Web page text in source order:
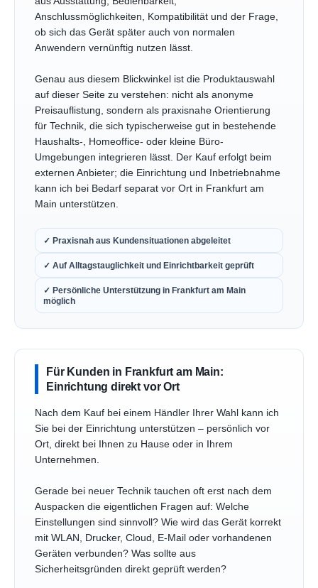
Anschlussmöglichkeiten, Kompatibilität und der Frage,
ob sich das Gerät später auch von normalen
Anwendern vernünftig nutzen lässt.
Genau aus diesem Blickwinkel ist die Produktauswahl
auf dieser Seite zu verstehen: nicht als anonyme
Preisauflistung, sondern als praxisnahe Orientierung
für Technik, die sich typischerweise gut in bestehende
Haushalts-, Homeoffice- oder kleine Büro-
Umgebungen integrieren lässt. Der Kauf erfolgt beim
externen Anbieter; die Einrichtung und Inbetriebnahme
kann ich bei Bedarf separat vor Ort in Frankfurt am
Main unterstützen.
✓ Praxisnah aus Kundensituationen abgeleitet
✓ Auf Alltagstauglichkeit und Einrichtbarkeit geprüft
✓ Persönliche Unterstützung in Frankfurt am Main
möglich
Für Kunden in Frankfurt am Main:
Einrichtung direkt vor Ort
Nach dem Kauf bei einem Händler Ihrer Wahl kann ich
Sie bei der Einrichtung unterstützen – persönlich vor
Ort, direkt bei Ihnen zu Hause oder in Ihrem
Unternehmen.
Gerade bei neuer Technik tauchen oft erst nach dem
Auspacken die eigentlichen Fragen auf: Welche
Einstellungen sind sinnvoll? Wie wird das Gerät korrekt
mit WLAN, Drucker, Cloud, E-Mail oder vorhandenen
Geräten verbunden? Was sollte aus
Sicherheitsgründen direkt geprüft werden?